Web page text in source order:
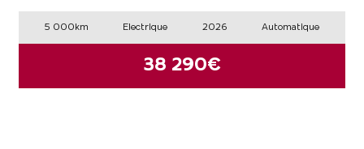
5 000km Electrique 2026 Automatique
38 290€